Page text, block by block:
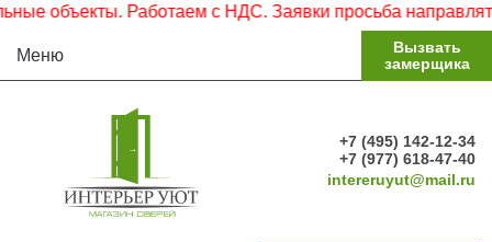
объекты. Работаем с НДС. Заявки просьба направлять
Меню
Вызвать
замерщика
+7 (495) 142-12-34
+7 (977) 618-47-40
intereruyut@mail.ru